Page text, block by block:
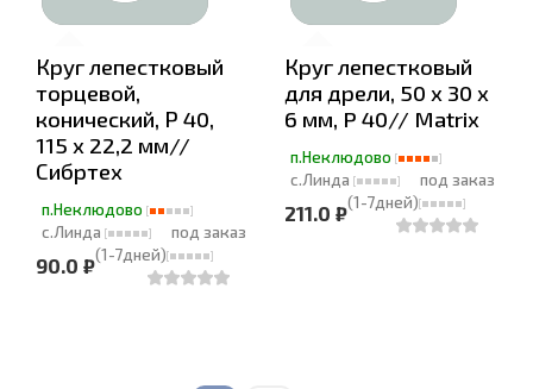
Круг лепестковый
торцевой,
конический, Р 40,
115 х 22,2 мм//
Сибртех
п.Неклюдово
с.Линда
под заказ
(1-7дней)
90.0 ₽
Круг лепестковый
для дрели, 50 х 30 х
6 мм, P 40// Matrix
п.Неклюдово
с.Линда
под заказ
(1-7дней)
211.0 ₽